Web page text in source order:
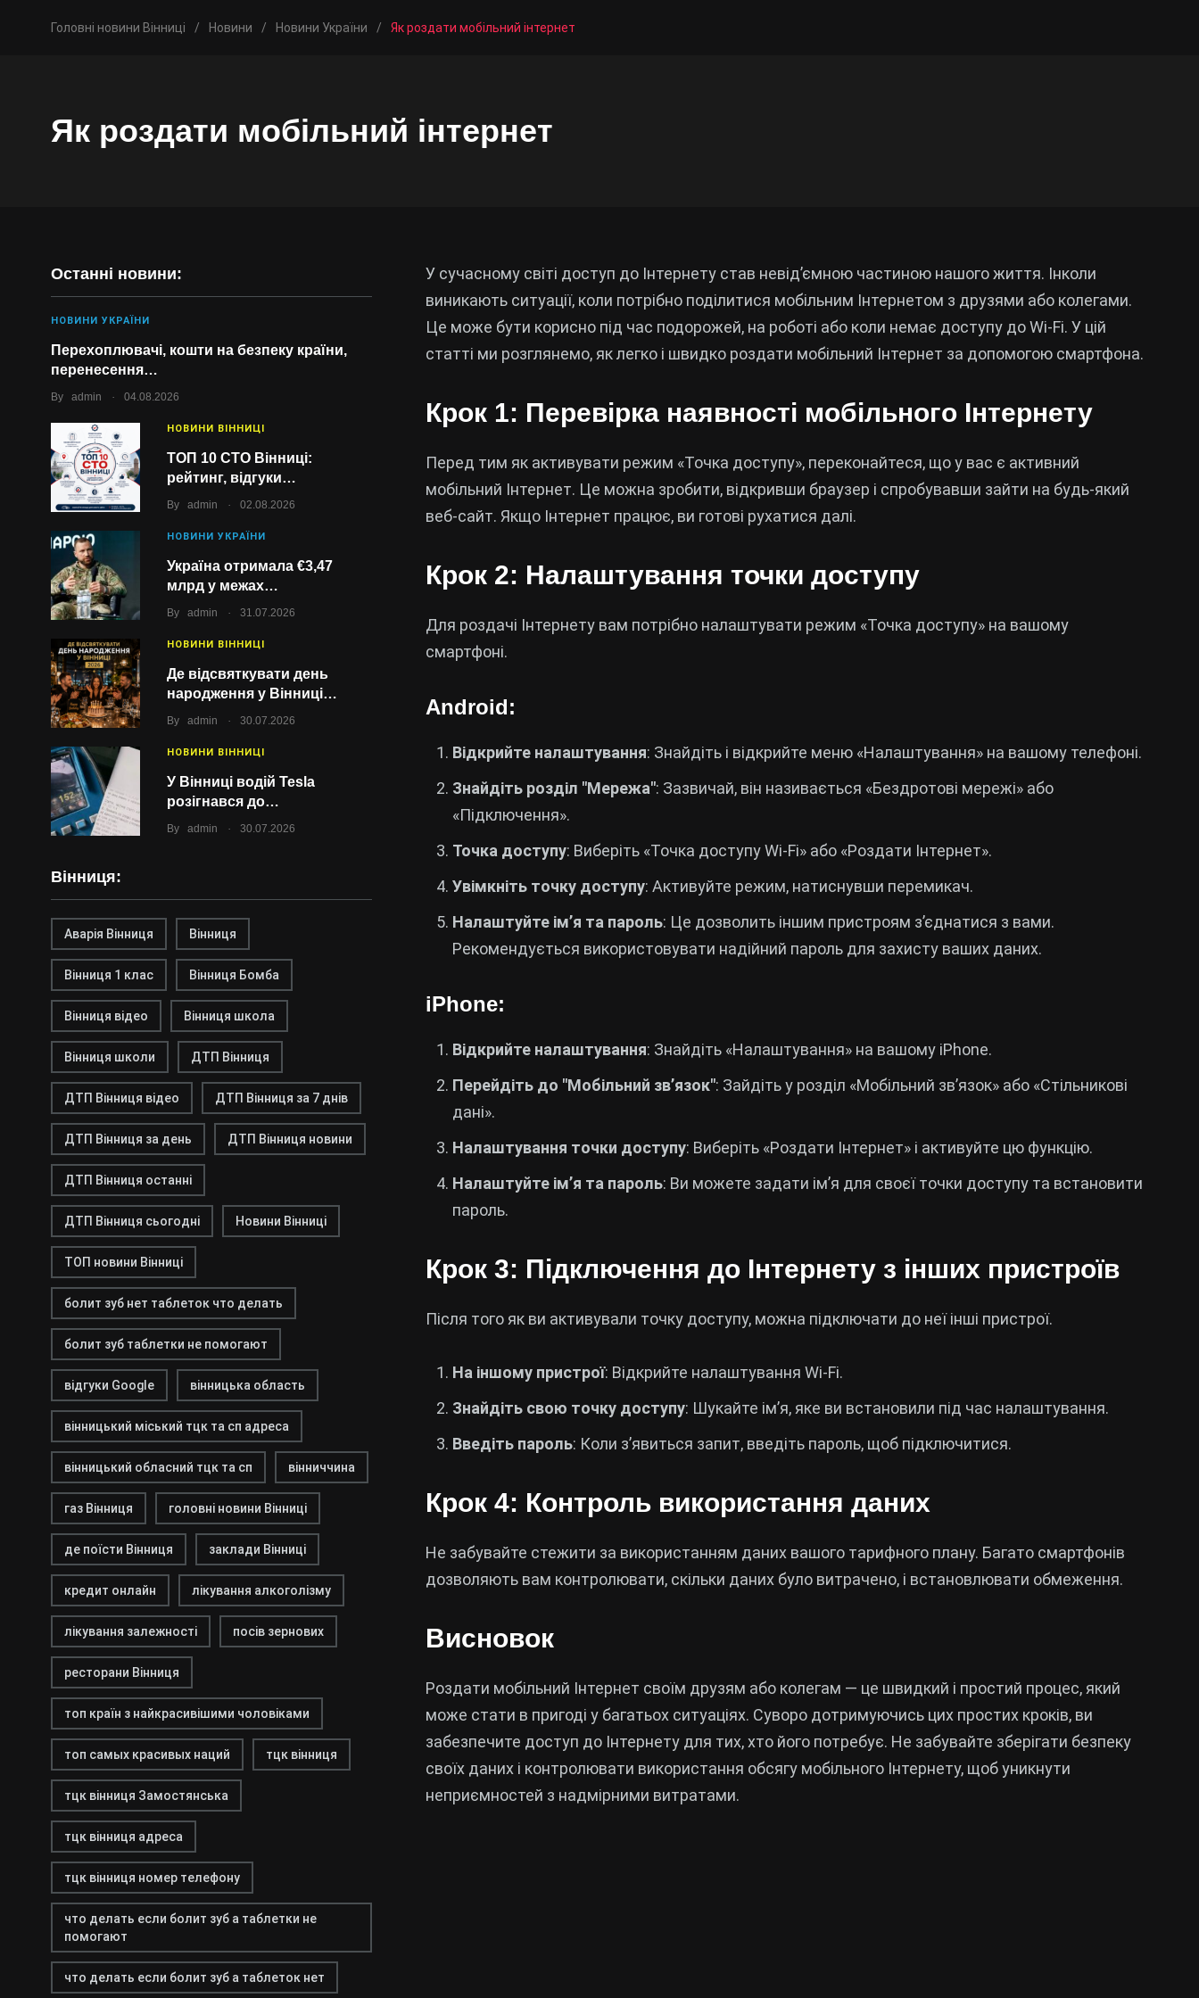
Головні новини Вінниці / Новини / Новини України / Як роздати мобільний інтернет
Як роздати мобільний інтернет
Останні новини:
НОВИНИ УКРАЇНИ
Перехоплювачі, кошти на безпеку країни,
перенесення…
By admin . 04.08.2026
НОВИНИ ВІННИЦІ
ТОП 10 СТО Вінниці:
рейтинг, відгуки…
By admin . 02.08.2026
НОВИНИ УКРАЇНИ
Україна отримала €3,47
млрд у межах…
By admin . 31.07.2026
НОВИНИ ВІННИЦІ
Де відсвяткувати день
народження у Вінниці…
By admin . 30.07.2026
НОВИНИ ВІННИЦІ
У Вінниці водій Tesla
розігнався до…
By admin . 30.07.2026
Вінниця:
Аварія Вінниця Вінниця
Вінниця 1 клас Вінниця Бомба
Вінниця відео Вінниця школа
Вінниця школи ДТП Вінниця
ДТП Вінниця відео ДТП Вінниця за 7 днів
ДТП Вінниця за день ДТП Вінниця новини
ДТП Вінниця останні
ДТП Вінниця сьогодні Новини Вінниці
ТОП новини Вінниці
болит зуб нет таблеток что делать
болит зуб таблетки не помогают
відгуки Google вінницька область
вінницький міський тцк та сп адреса
вінницький обласний тцк та сп вінниччина
газ Вінниця головні новини Вінниці
де поїсти Вінниця заклади Вінниці
кредит онлайн лікування алкоголізму
лікування залежності посів зернових
ресторани Вінниця
топ країн з найкрасивішими чоловіками
топ самых красивых наций тцк вінниця
тцк вінниця Замостянська
тцк вінниця адреса
тцк вінниця номер телефону
что делать если болит зуб а таблетки не
помогают
что делать если болит зуб а таблеток нет
У сучасному світі доступ до Інтернету став невід’ємною частиною нашого життя. Інколи
виникають ситуації, коли потрібно поділитися мобільним Інтернетом з друзями або колегами.
Це може бути корисно під час подорожей, на роботі або коли немає доступу до Wi-Fi. У цій
статті ми розглянемо, як легко і швидко роздати мобільний Інтернет за допомогою смартфона.
Крок 1: Перевірка наявності мобільного Інтернету
Перед тим як активувати режим «Точка доступу», переконайтеся, що у вас є активний
мобільний Інтернет. Це можна зробити, відкривши браузер і спробувавши зайти на будь-який
веб-сайт. Якщо Інтернет працює, ви готові рухатися далі.
Крок 2: Налаштування точки доступу
Для роздачі Інтернету вам потрібно налаштувати режим «Точка доступу» на вашому
смартфоні.
Android:
Відкрийте налаштування: Знайдіть і відкрийте меню «Налаштування» на вашому телефоні.
Знайдіть розділ "Мережа": Зазвичай, він називається «Бездротові мережі» або
«Підключення».
Точка доступу: Виберіть «Точка доступу Wi-Fi» або «Роздати Інтернет».
Увімкніть точку доступу: Активуйте режим, натиснувши перемикач.
Налаштуйте ім’я та пароль: Це дозволить іншим пристроям з’єднатися з вами.
Рекомендується використовувати надійний пароль для захисту ваших даних.
iPhone:
Відкрийте налаштування: Знайдіть «Налаштування» на вашому iPhone.
Перейдіть до "Мобільний зв’язок": Зайдіть у розділ «Мобільний зв’язок» або «Стільникові
дані».
Налаштування точки доступу: Виберіть «Роздати Інтернет» і активуйте цю функцію.
Налаштуйте ім’я та пароль: Ви можете задати ім’я для своєї точки доступу та встановити
пароль.
Крок 3: Підключення до Інтернету з інших пристроїв
Після того як ви активували точку доступу, можна підключати до неї інші пристрої.
На іншому пристрої: Відкрийте налаштування Wi-Fi.
Знайдіть свою точку доступу: Шукайте ім’я, яке ви встановили під час налаштування.
Введіть пароль: Коли з’явиться запит, введіть пароль, щоб підключитися.
Крок 4: Контроль використання даних
Не забувайте стежити за використанням даних вашого тарифного плану. Багато смартфонів
дозволяють вам контролювати, скільки даних було витрачено, і встановлювати обмеження.
Висновок
Роздати мобільний Інтернет своїм друзям або колегам — це швидкий і простий процес, який
може стати в пригоді у багатьох ситуаціях. Суворо дотримуючись цих простих кроків, ви
забезпечите доступ до Інтернету для тих, хто його потребує. Не забувайте зберігати безпеку
своїх даних і контролювати використання обсягу мобільного Інтернету, щоб уникнути
неприємностей з надмірними витратами.